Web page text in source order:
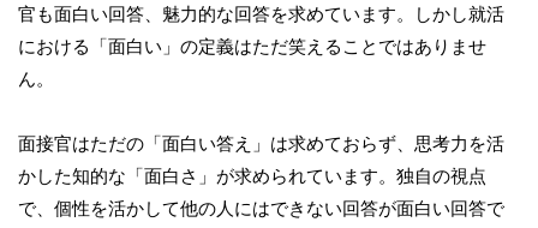
官も面白い回答、魅力的な回答を求めています。しかし就活
における「面白い」の定義はただ笑えることではありませ
ん。
面接官はただの「面白い答え」は求めておらず、思考力を活
かした知的な「面白さ」が求められています。独自の視点
で、個性を活かして他の人にはできない回答が面白い回答で